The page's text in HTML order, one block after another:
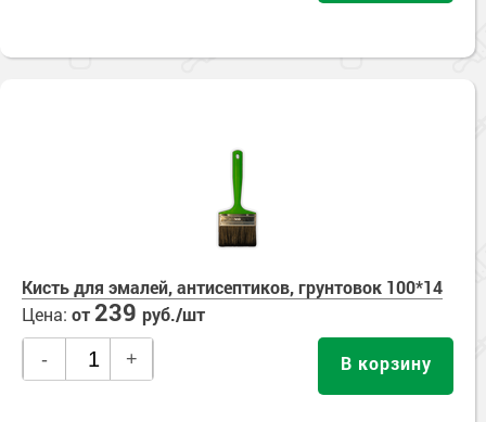
Кисть для эмалей, антисептиков, грунтовок 100*14
Цена: от239 руб./шт
- + В корзину